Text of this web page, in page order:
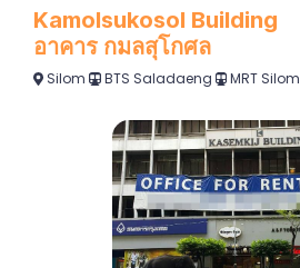
Kamolsukosol Building
อาคาร กมลสุโกศล
Silom BTS Saladaeng MRT Silom